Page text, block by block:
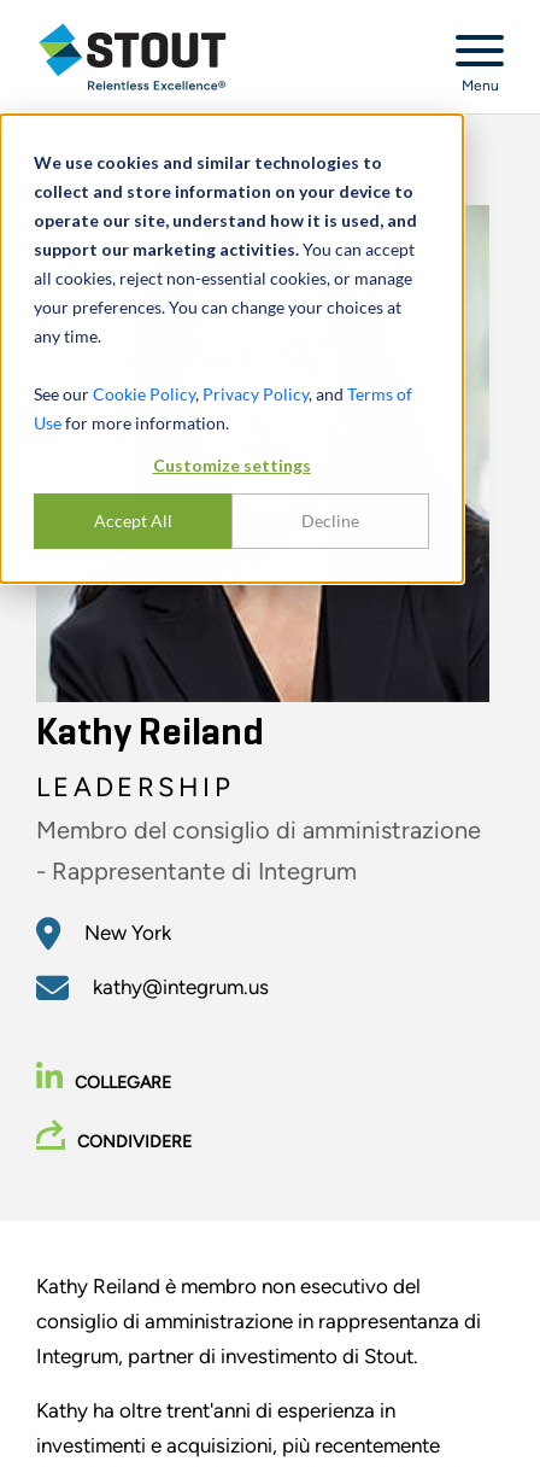
We use cookies and similar technologies to
collect and store information on your device to
operate our site, understand how it is used, and
support our marketing activities.You can accept
all cookies, reject non-essential cookies, or manage
your preferences. You can change your choices at
any time.
See ourCookie Policy, Privacy Policy, and Terms of
Usefor more information.
Customize settings
Accept All Decline
Stout Relentless Excellence
Menu
Kathy Reiland
LEADERSHIP
Membro del consiglio di amministrazione
- Rappresentante di Integrum
New York
kathy@integrum.us
COLLEGARE
CONDIVIDERE
Kathy Reiland è membro non esecutivo del
consiglio di amministrazione in rappresentanza di
Integrum, partner di investimento di Stout.
Kathy ha oltre trent'anni di esperienza in
investimenti e acquisizioni, più recentemente